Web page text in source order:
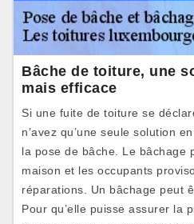
Bâche de toiture, une
mais efficace
Si une fuite de toiture se
n’avez qu’une seule solution
la pose de bâche. Le bâchage
maison et les occupants
réparations. Un bâchage peut
Pour qu’elle puisse assurer la